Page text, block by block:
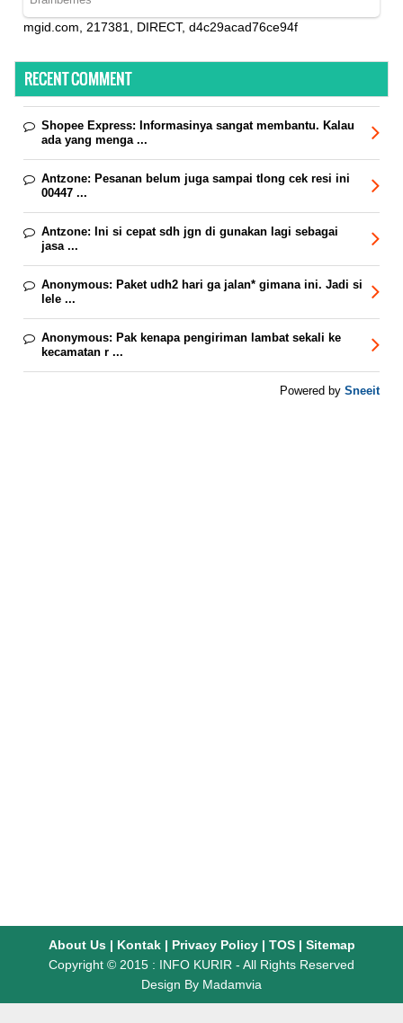
mgid.com, 217381, DIRECT, d4c29acad76ce94f
RECENT COMMENT
Shopee Express: Informasinya sangat membantu. Kalau
ada yang menga ...
Antzone: Pesanan belum juga sampai tlong cek resi ini
00447 ...
Antzone: Ini si cepat sdh jgn di gunakan lagi sebagai
jasa ...
Anonymous: Paket udh2 hari ga jalan* gimana ini. Jadi si
lele ...
Anonymous: Pak kenapa pengiriman lambat sekali ke
kecamatan r ...
Powered by Sneeit
About Us| Kontak| Privacy Policy| TOS| Sitemap
Copyright © 2015 : INFO KURIR - All Rights Reserved
Design By Madamvia